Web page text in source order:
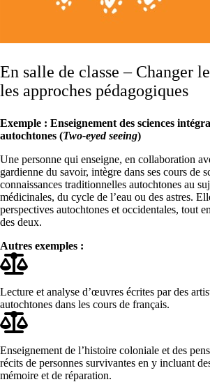
En salle de classe – Changer
les approches pédagogiques
Exemple : Enseignement des sciences
autochtones (Two-eyed seeing)
Une personne qui enseigne, en collaboration
gardienne du savoir, intègre dans ses cours de
connaissances traditionnelles autochtones au
médicinales, du cycle de l’eau ou des astres.
perspectives autochtones et occidentales, tout
des deux.
Autres exemples :
Lecture et analyse d’œuvres écrites par des
autochtones dans les cours de français.
Enseignement de l’histoire coloniale et des
récits de personnes survivantes en y incluant
mémoire et de réparation.